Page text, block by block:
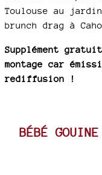
Toulouse au
brunch drag à
Supplément
montage car
rediffusion !
BÉBÉ